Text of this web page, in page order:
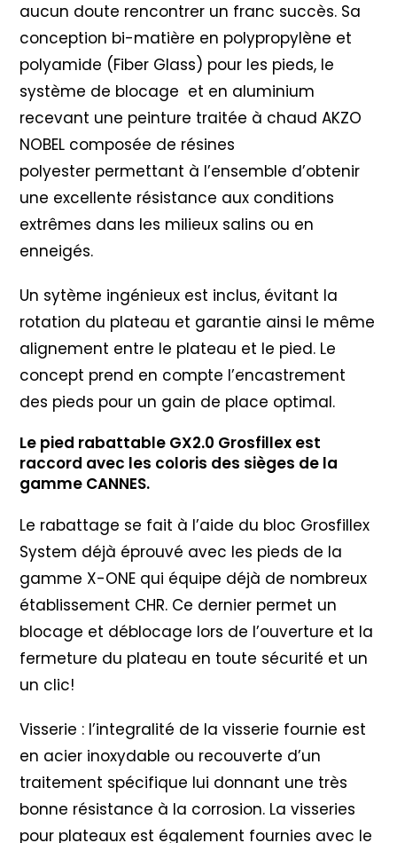
aucun doute rencontrer un franc succès. Sa
conception bi-matière en polypropylène et
polyamide (Fiber Glass) pour les pieds, le
système de blocage et en aluminium
recevant une peinture traitée à chaud AKZO
NOBEL composée de résines
polyester permettant à l’ensemble d’obtenir
une excellente résistance aux conditions
extrêmes dans les milieux salins ou en
enneigés.
Un sytème ingénieux est inclus, évitant la
rotation du plateau et garantie ainsi le même
alignement entre le plateau et le pied. Le
concept prend en compte l’encastrement
des pieds pour un gain de place optimal.
Le pied rabattable GX2.0 Grosfillex est
raccord avec les coloris des sièges de la
gamme CANNES.
Le rabattage se fait à l’aide du bloc Grosfillex
System déjà éprouvé avec les pieds de la
gamme X-ONE qui équipe déjà de nombreux
établissement CHR. Ce dernier permet un
blocage et déblocage lors de l’ouverture et la
fermeture du plateau en toute sécurité et un
un clic!
Visserie : l’integralité de la visserie fournie est
en acier inoxydable ou recouverte d’un
traitement spécifique lui donnant une très
bonne résistance à la corrosion. La visseries
pour plateaux est également fournies avec le